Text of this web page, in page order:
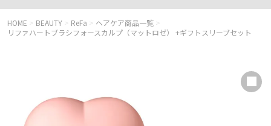
HOME > BEAUTY > ReFa > ヘアケア商品一覧 >
リファハートブラシフォースカルプ（マットロゼ） +ギフトスリーブセット